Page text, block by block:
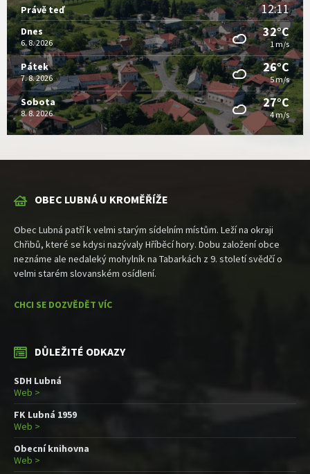
Právě teď 12:11
Dnes
6. 8. 2026
32°C
1 m/s
Pátek
7. 8. 2026
26°C
5 m/s
Sobota
8. 8. 2026
27°C
4 m/s
OBEC LUBNÁ U KROMĚŘÍŽE
Obec Lubná patří k velmi starým sídelním místům. Leží na okraji
Chřibů, které se kdysi nazývaly Hříběcí hory. Dobu založení obce
neznáme ale nedaleký mohylník na Tabarkách z 9. století svědčí o
velmi starém slovanském osídlení.
CHCI SE DOZVĚDĚT VÍC
DŮLEŽITÉ ODKAZY
SDH Lubná
Web >
FK Lubná 1959
Web >
Obecní knihovna
Web >